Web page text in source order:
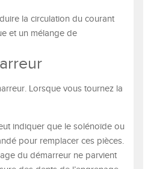
la circulation du courant
et un mélange de
Lorsque vous tournez la
indiquer que le solénoïde ou
pour remplacer ces pièces.
du démarreur ne parvient